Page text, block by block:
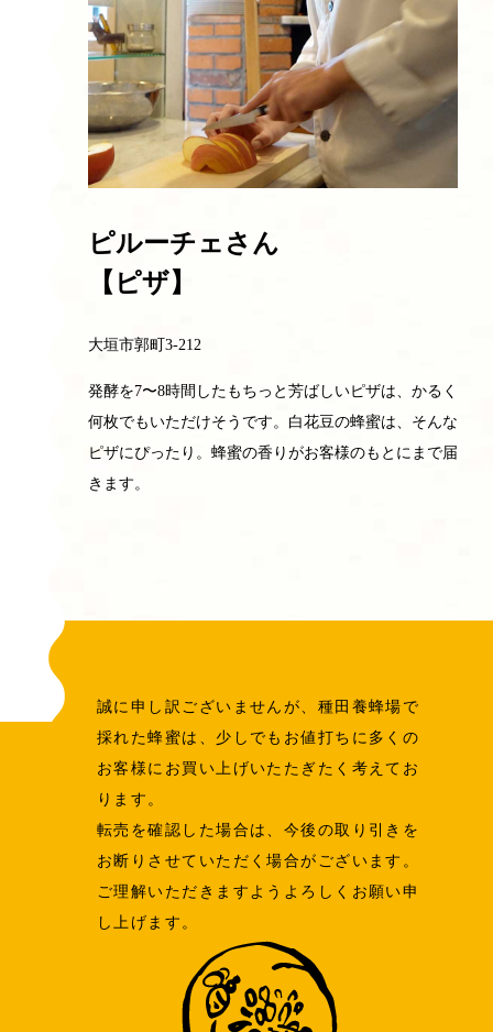
ピルーチェさん
【ピザ】
大垣市郭町3-212
発酵を7〜8時間したもちっと芳ばしいピザは、かるく
何枚でもいただけそうです。白花豆の蜂蜜は、そんな
ピザにぴったり。蜂蜜の香りがお客様のもとにまで届
きます。
誠に申し訳ございませんが、種田養蜂場で
採れた蜂蜜は、少しでもお値打ちに多くの
お客様にお買い上げいたたぎたく考えてお
ります。
転売を確認した場合は、今後の取り引きを
お断りさせていただく場合がございます。
ご理解いただきますようよろしくお願い申
し上げます。